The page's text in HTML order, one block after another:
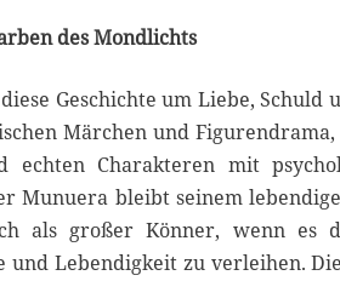
des Mondlichts
Geschichte um Liebe, Schuld
Märchen und
echten Charakteren mit
Munuera bleibt seinem
als großer Könner, wenn es
und Lebendigkeit zu verleihen.